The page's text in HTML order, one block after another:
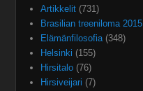
Artikkelit (731)
Brasilian treeniloma 2015
Elämänfilosofia(348)
Helsinki (155)
Hirsitalo (76)
Hirsiveijari (7)